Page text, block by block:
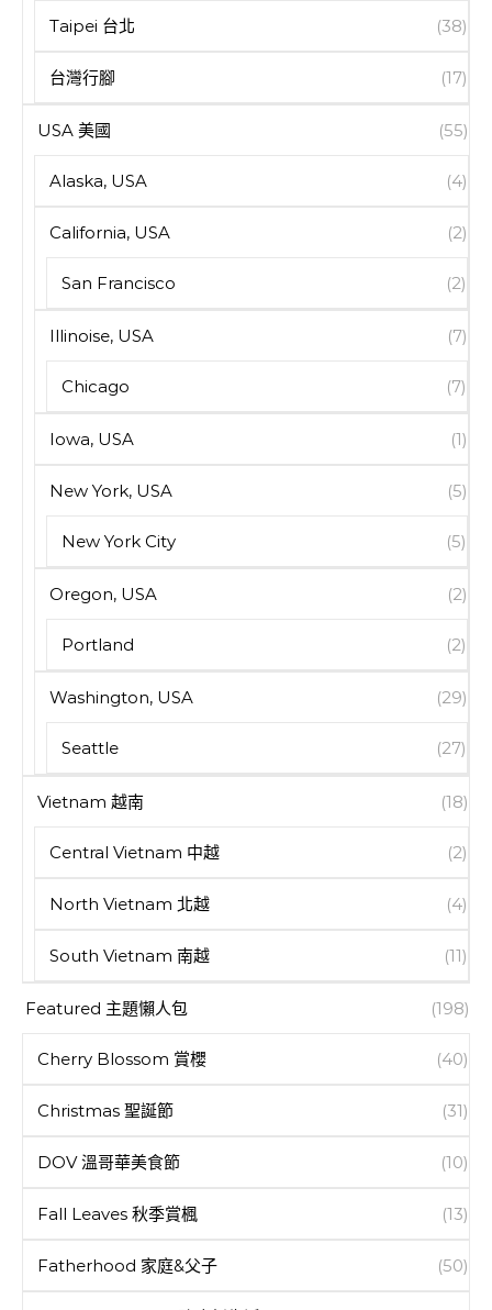
Taipei 台北 (38)
台灣行腳 (17)
USA 美國 (55)
Alaska, USA (4)
California, USA (2)
San Francisco (2)
Illinoise, USA (7)
Chicago (7)
Iowa, USA (1)
New York, USA (5)
New York City (5)
Oregon, USA (2)
Portland (2)
Washington, USA (29)
Seattle (27)
Vietnam 越南 (18)
Central Vietnam 中越 (2)
North Vietnam 北越 (4)
South Vietnam 南越 (11)
Featured 主題懶人包 (198)
Cherry Blossom 賞櫻 (40)
Christmas 聖誕節 (31)
DOV 溫哥華美食節 (10)
Fall Leaves 秋季賞楓 (13)
Fatherhood 家庭&父子 (50)